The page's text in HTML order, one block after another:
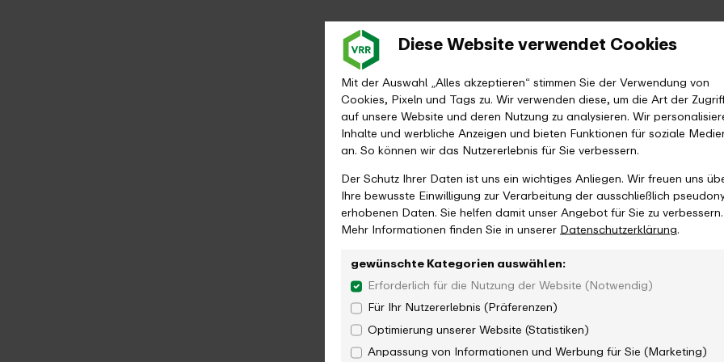
Diese Website verwendet Cookies
Mit der Auswahl „Alles akzeptieren“ stimmen Sie der Verwendung von
Cookies, Pixeln und Tags zu. Wir verwenden diese, um die Art der
auf unsere Website und deren Nutzung zu analysieren. Wir
Inhalte und werbliche Anzeigen und bieten Funktionen für soziale
an. So können wir das Nutzererlebnis für Sie verbessern.
Der Schutz Ihrer Daten ist uns ein wichtiges Anliegen. Wir freuen uns
Ihre bewusste Einwilligung zur Verarbeitung der ausschließlich
erhobenen Daten. Sie helfen damit unser Angebot für Sie zu verbessern.
Mehr Informationen finden Sie in unsererDatenschutzerklärung.
gewünschte Kategorien auswählen:
Erforderlich für die Nutzung der Website (Notwendig)
Für Ihr Nutzererlebnis (Präferenzen)
Optimierung unserer Website (Statistiken)
Anpassung von Informationen und Werbung für Sie (Marketing)